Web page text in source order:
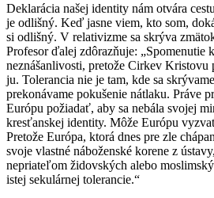
Deklarácia našej identity nám otvára
je odlišný. Keď jasne viem, kto som,
si odlišný. V relativizme sa skrýva
Profesor ďalej zdôrazňuje: „Spomenutie
neznášanlivosti, pretože Cirkev Kristovu
ju. Tolerancia nie je tam, kde sa
prekonávame pokušenie nátlaku. Práve
Európu požiadať, aby sa nebála svojej
kresťanskej identity. Môže Európu
Pretože Európa, ktorá dnes pre zle
svoje vlastné náboženské korene z
nepriateľom židovských alebo
istej sekulárnej tolerancie.“